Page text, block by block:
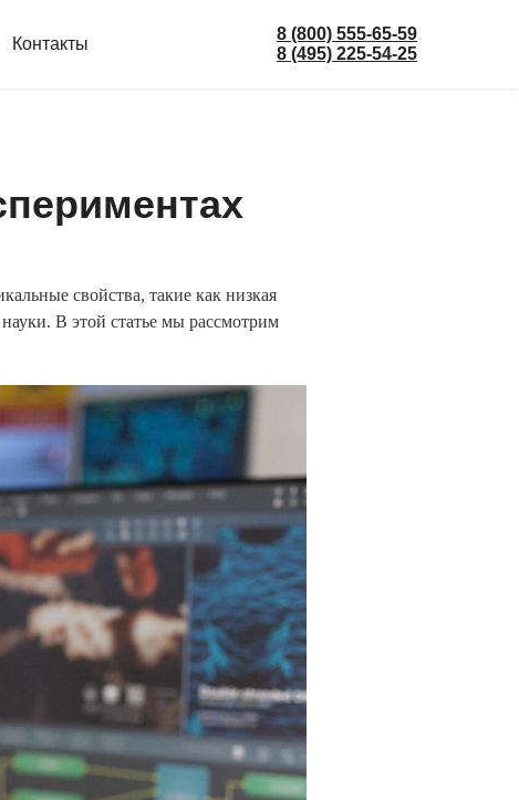
Контакты
8 (800) 555-65-59
8 (495) 225-54-25
свойства, такие как низкая
В этой статье мы рассмотрим